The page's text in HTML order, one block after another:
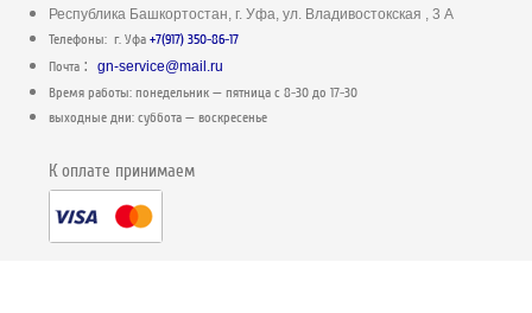
Республика Башкортостан, г. Уфа, ул. Владивостокская , 3 А
Телефоны: г. Уфа+7(917) 350-86-17
Почта :gn-service@mail.ru
Время работы: понедельник — пятница c 8-30 до 17-30
выходные дни: суббота — воскресенье
К оплате принимаем